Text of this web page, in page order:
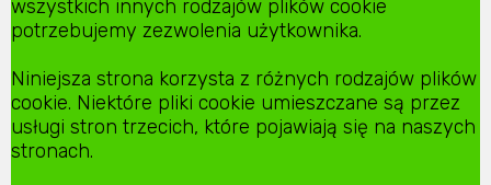
wszystkich innych rodzajów plików cookie
potrzebujemy zezwolenia użytkownika.
Niniejsza strona korzysta z różnych rodzajów plików
cookie. Niektóre pliki cookie umieszczane są przez
usługi stron trzecich, które pojawiają się na naszych
stronach.